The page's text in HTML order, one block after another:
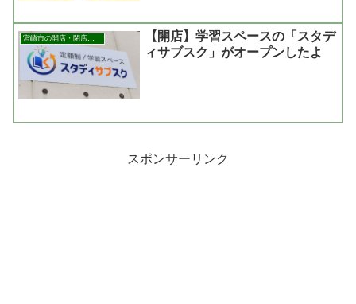
宮崎市の開店・閉店まとめ
【開店】学習スペースの「スタデ
ィサブスク」がオープンしたよ
スポンサーリンク